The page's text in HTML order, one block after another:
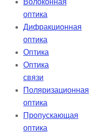
Волоконная
оптика
Дифракционная
оптика
Оптика
Оптика
связи
Поляризационная
оптика
Пропускающая
оптика